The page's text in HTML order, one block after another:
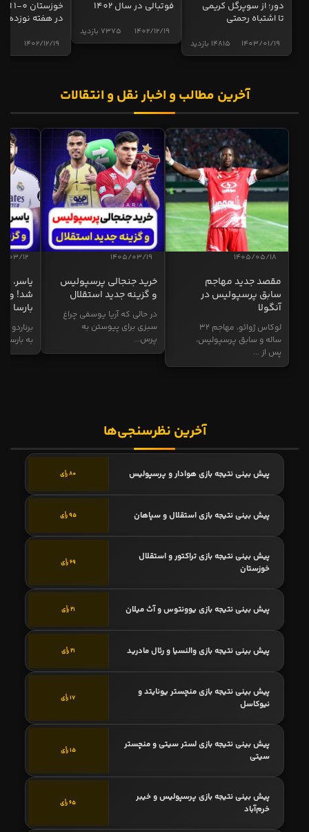
دور؛ از سوپرگل کریمی
تا اشتباه رحمتی
14815 بازدید 1403/01/19
فوتبالی در سال 1402
7375 بازدید 1402/12/19
در هفته نوزدهم
1402/12/19
آخرین مطالب و اخبار نقل و انتقالات
1405/05/18
مقصد جدید مهاجم
سابق پرسپولیس در
آنگولا
لوکاس ژوائو، مهاجم ۳۲
ساله و سابق پرسپولیس،
پس از ...
1405/03/19
خرید جنجالی پرسپولیس
و گزینه جدید استقلال
در حالی که آریا یوسفی چراغ
سبزی برای پیوستن به
پرس...
03/12
یاسر،
شد! و
بارسا
برناردو
به بارسا
آخرین نظرسنجی‌ها
پیش بینی نتیجه بازی هوادار و پرسپولیس 80 رأی
پیش بینی نتیجه بازی استقلال و سپاهان 95 رأی
پیش بینی نتیجه بازی تراکتور و استقلال
خوزستان
69 رأی
پیش بینی نتیجه بازی یوونتوس و آث میلان 21 رأی
پیش بینی نتیجه بازی والنسیا و رئال مادرید 21 رأی
پیش بینی نتیجه بازی منچستر یونایتد و
نیوکاسل
17 رأی
پیش بینی نتیجه بازی لستر سیتی و منچستر
سیتی
15 رأی
پیش بینی نتیجه بازی پرسپولیس و خیبر
خرم‌آباد
65 رأی